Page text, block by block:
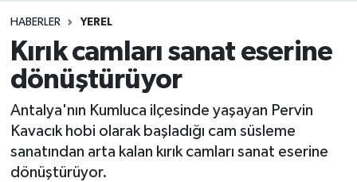
HABERLER YEREL
Kırık camları sanat eserine
dönüştürüyor
Antalya'nın Kumluca ilçesinde yaşayan Pervin
Kavacık hobi olarak başladığı cam süsleme
sanatından arta kalan kırık camları sanat eserine
dönüştürüyor.